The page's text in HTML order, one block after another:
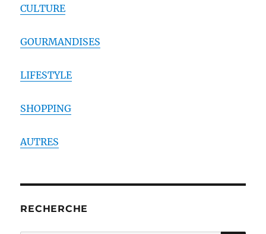
CULTURE
GOURMANDISES
LIFESTYLE
SHOPPING
AUTRES
RECHERCHE